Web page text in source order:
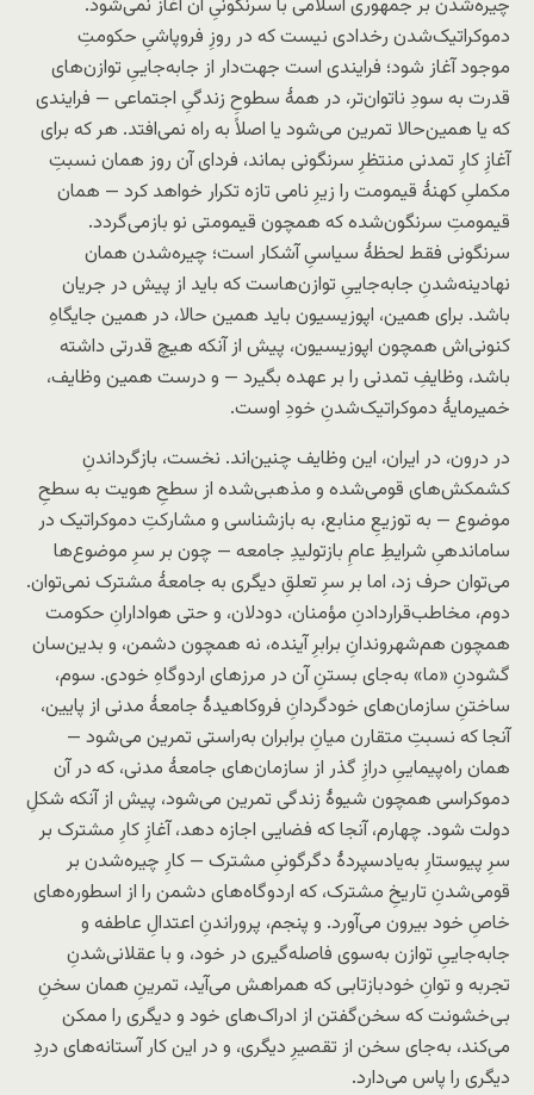
چیره‌شدن بر جمهوری اسلامی با سرنگونیِ آن آغاز نمی‌شود.
دموکراتیک‌شدن رخدادی نیست که در روزِ فروپاشیِ حکومتِ
موجود آغاز شود؛ فرایندی است جهت‌دار از جابه‌جاییِ توازن‌های
قدرت به سودِ ناتوان‌تر، در همهٔ سطوحِ زندگیِ اجتماعی — فرایندی
که یا همین‌حالا تمرین می‌شود یا اصلاً به راه نمی‌افتد. هر که برای
آغازِ کارِ تمدنی منتظرِ سرنگونی بماند، فردای آن روز همان نسبتِ
مکملیِ کهنهٔ قیمومت را زیرِ نامی تازه تکرار خواهد کرد — همان
قیمومتِ سرنگون‌شده که همچون قیمومتی نو باز‌می‌گردد.
سرنگونی فقط لحظهٔ سیاسیِ آشکار است؛ چیره‌شدن همان
نهادینه‌شدنِ جابه‌جاییِ توازن‌هاست که باید از پیش در جریان
باشد. برای همین، اپوزیسیون باید همین حالا، در همین جایگاهِ
کنونی‌اش همچون اپوزیسیون، پیش از آنکه هیچ قدرتی داشته
باشد، وظایفِ تمدنی را بر عهده بگیرد — و درست همین وظایف،
خمیرمایهٔ دموکراتیک‌شدنِ خودِ اوست.
در درون، در ایران، این وظایف چنین‌اند. نخست، بازگرداندنِ
کشمکش‌های قومی‌شده و مذهبی‌شده از سطحِ هویت به سطحِ
موضوع — به توزیعِ منابع، به بازشناسی و مشارکتِ دموکراتیک در
ساماندهیِ شرایطِ عامِ بازتولیدِ جامعه — چون بر سرِ موضوع‌ها
می‌توان حرف زد، اما بر سرِ تعلقِ دیگری به جامعهٔ مشترک نمی‌توان.
دوم، مخاطب‌قراردادنِ مؤمنان، دودلان، و حتی هوادارانِ حکومت
همچون هم‌شهروندانِ برابرِ آینده، نه همچون دشمن، و بدین‌سان
گشودنِ «ما» به‌جای بستنِ آن در مرزهای اردوگاهِ خودی. سوم،
ساختنِ سازمان‌های خود‌گردانِ فروکاهیدهٔ جامعهٔ مدنی از پایین،
آنجا که نسبتِ متقارن میانِ برابران به‌راستی تمرین می‌شود —
همان راه‌پیماییِ درازِ گذر از سازمان‌های جامعهٔ مدنی، که در آن
دموکراسی همچون شیوهٔ زندگی تمرین می‌شود، پیش از آنکه شکلِ
دولت شود. چهارم، آنجا که فضایی اجازه دهد، آغازِ کارِ مشترک بر
سرِ پیوستارِ به‌یاد‌سپردهٔ دگرگونیِ مشترک — کارِ چیره‌شدن بر
قومی‌شدنِ تاریخِ مشترک، که اردوگاه‌های دشمن را از اسطوره‌های
خاصِ خود بیرون می‌آورد. و پنجم، پروراندنِ اعتدالِ عاطفه و
جابه‌جاییِ توازن به‌سوی فاصله‌گیری در خود، و با عقلانی‌شدنِ
تجربه و توانِ خود‌بازتابی که همراهش می‌آید، تمرینِ همان سخنِ
بی‌خشونت که سخن‌گفتن از ادراک‌های خود و دیگری را ممکن
می‌کند، به‌جای سخن از تقصیرِ دیگری، و در این کار آستانه‌های دردِ
دیگری را پاس می‌دارد.